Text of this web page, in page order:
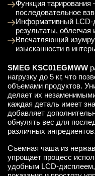
Функция
последовательное
Информативный LCD-
результаты, облегчая
Впечатляющий
изысканности в
SMEG KSC01EGMWW
нагрузку до 5 кг, что
объемами продуктов.
делает их
каждая деталь имеет
добавляет
обнулять вес для
различных ингредиентов.
Съемная чаша из
упрощает процесс
удобным LCD-дисплеем,